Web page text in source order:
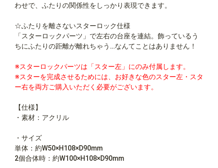
わせで、ふたりの関係性をしっかり表現できます。
☆ふたりを離さないスターロック仕様
「スターロックパーツ」で左右の台座を連結。飾っているう
ちにふたりの距離が離れちゃう…なんてことはありません！
※スターロックパーツは「スター左」にのみ付属します。
※スターを完成させるためには、お好きな色のスター左・スタ
ー右を両方ご購入いただく必要がございます。
【仕様】
・素材：アクリル
・サイズ
単体：約W50×H108×D90mm
2個合体時：約W100×H108×D90mm